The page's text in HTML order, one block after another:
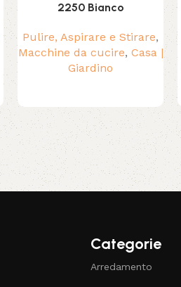
2250 Bianco
Pulire, Aspirare e Stirare,
Macchine da cucire, Casa |
Giardino
Categorie
Arredamento